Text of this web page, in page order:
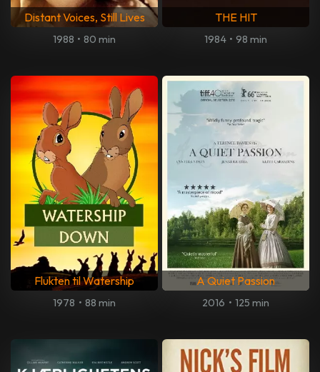
Distant Voices, Still Lives
1988 • 80 min
THE HIT
1984 • 98 min
Flukten til Watership
1978 • 88 min
A Quiet Passion
2016 • 125 min